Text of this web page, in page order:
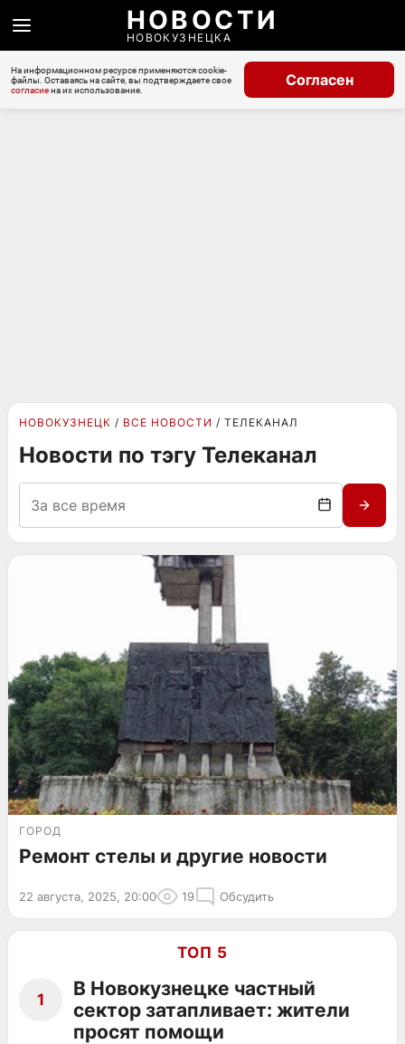
НОВОСТИ
НОВОКУЗНЕЦКА
На информационном ресурсе применяются cookie-
файлы. Оставаясь на сайте, вы подтверждаете свое
согласиена их использование.
Согласен
НОВОКУЗНЕЦК ВСЕ НОВОСТИ ТЕЛЕКАНАЛ
Новости по тэгу Телеканал
ГОРОД
Ремонт стелы и другие новости
22 августа, 2025, 20:00 19 Обсудить
ТОП 5
1
В Новокузнецке частный
сектор затапливает: жители
просят помощи